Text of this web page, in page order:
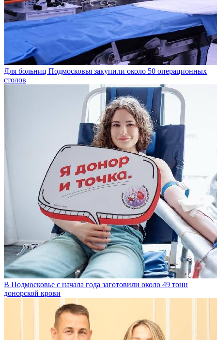
Для больниц Подмосковья закупили около 50 операционных
столов
В Подмосковье с начала года заготовили около 49 тонн
донорской крови